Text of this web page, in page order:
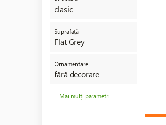
clasic
Suprafață
Flat Grey
Ornamentare
fără decorare
Mai mulți parametri